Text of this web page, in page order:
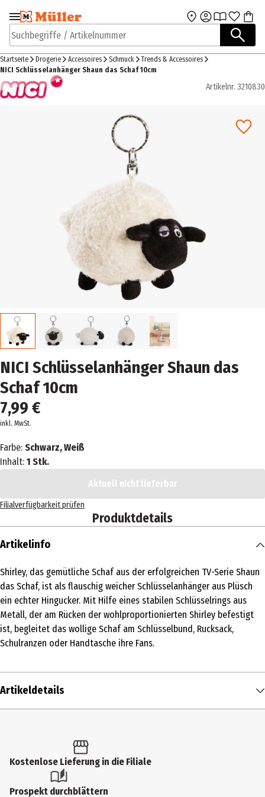
Zur Navigation
springen
Zum Hauptinhalt
Suchbegriffe / Artikelnummer
Startseite Drogerie Accessoires Schmuck
Trends & Accessoires
NICI Schlüsselanhänger Shaun das Schaf 10cm
Artikelnr. 3210830
NICI Schlüsselanhänger Shaun das
Schaf 10cm
7,99 €
inkl. MwSt.
Farbe: Schwarz, Weiß
Inhalt: 1 Stk.
Aktuell nicht lieferbar
Filialverfügbarkeit prüfen
Produktdetails
Artikelinfo
Shirley, das gemütliche Schaf aus der erfolgreichen TV-Serie Shaun
das Schaf, ist als flauschig weicher Schlüsselanhänger aus Plüsch
ein echter Hingucker. Mit Hilfe eines stabilen Schlüsselrings aus
Metall, der am Rücken der wohlproportionierten Shirley befestigt
ist, begleitet das wollige Schaf am Schlüsselbund, Rucksack,
Schulranzen oder Handtasche ihre Fans.
Artikeldetails
Produkttyp
Schlüsselanhänger
Kostenlose Lieferung in die Filiale
Prospekt durchblättern